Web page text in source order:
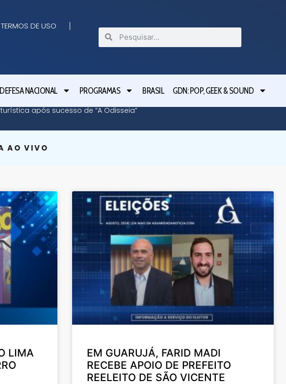
TERMOS DE USO
DEFESA NACIONAL PROGRAMAS BRASIL GDN: POP, GEEK & SOUND
após sucesso de “A Odisseia” Lula
AO VIVO
LIMA
EM GUARUJÁ, FARID MADI
RECEBE APOIO DE PREFEITO
REELEITO DE SÃO VICENTE